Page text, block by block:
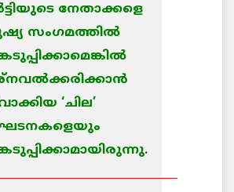
നേതാക്കളെ
സംഗമത്തില്‍
‘ചില’